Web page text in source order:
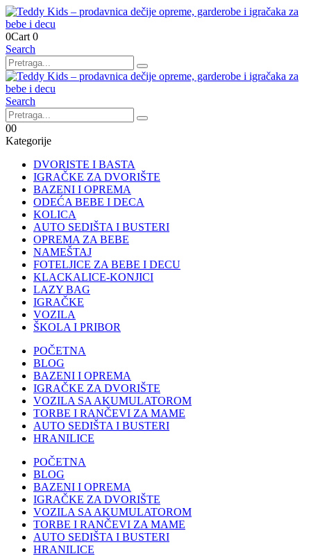
0Cart 0
Search
Search
00
Kategorije
DVORISTE I BASTA
IGRAČKE ZA DVORIŠTE
BAZENI I OPREMA
ODEĆA BEBE I DECA
KOLICA
AUTO SEDIŠTA I BUSTERI
OPREMA ZA BEBE
NAMEŠTAJ
FOTELJICE ZA BEBE I DECU
KLACKALICE-KONJICI
LAZY BAG
IGRAČKE
VOZILA
ŠKOLA I PRIBOR
POČETNA
BLOG
BAZENI I OPREMA
IGRAČKE ZA DVORIŠTE
VOZILA SA AKUMULATOROM
TORBE I RANČEVI ZA MAME
AUTO SEDIŠTA I BUSTERI
HRANILICE
POČETNA
BLOG
BAZENI I OPREMA
IGRAČKE ZA DVORIŠTE
VOZILA SA AKUMULATOROM
TORBE I RANČEVI ZA MAME
AUTO SEDIŠTA I BUSTERI
HRANILICE